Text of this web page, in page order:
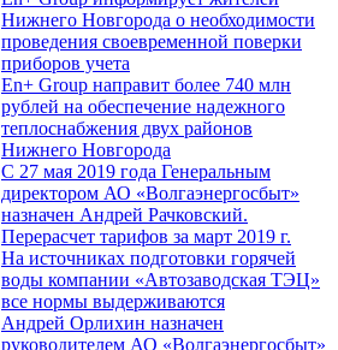
Нижнего Новгорода о необходимости
проведения своевременной поверки
приборов учета
En+ Group направит более 740 млн
рублей на обеспечение надежного
теплоснабжения двух районов
Нижнего Новгорода
С 27 мая 2019 года Генеральным
директором АО «Волгаэнергосбыт»
назначен Андрей Рачковский.
Перерасчет тарифов за март 2019 г.
На источниках подготовки горячей
воды компании «Автозаводская ТЭЦ»
все нормы выдерживаются
Андрей Орлихин назначен
руководителем АО «Волгаэнергосбыт»